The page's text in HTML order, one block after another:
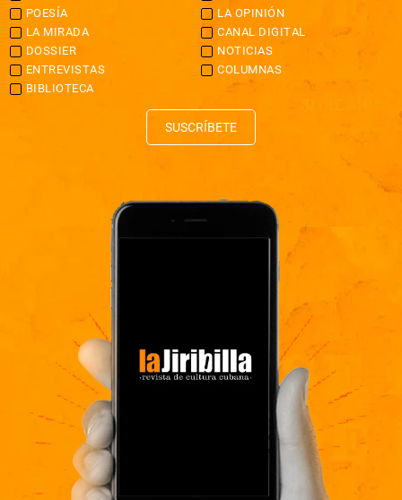
POESÍA
LA OPINIÓN
LA MIRADA
CANAL DIGITAL
DOSSIER
NOTICIAS
ENTREVISTAS
COLUMNAS
BIBLIOTECA
SUSCRÍBETE